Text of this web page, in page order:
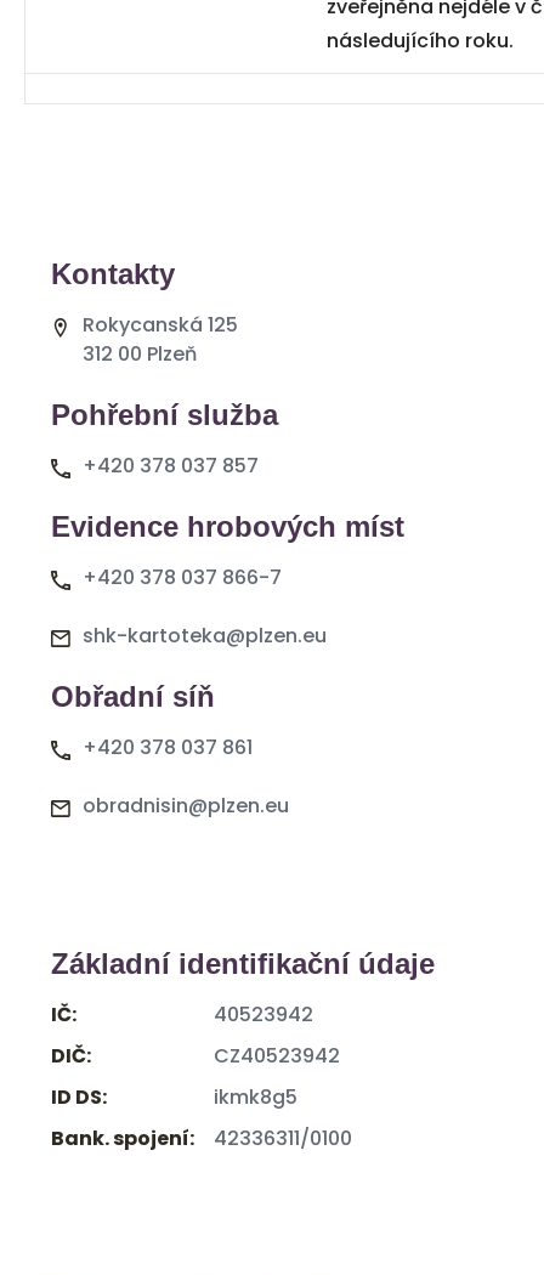
zveřejněna nejdéle v
následujícího roku.
Kontakty
Rokycanská 125
312 00 Plzeň
Pohřební služba
+420 378 037 857
Evidence hrobových míst
+420 378 037 866-7
shk-kartoteka@plzen.eu
Obřadní síň
+420 378 037 861
obradnisin@plzen.eu
Základní identifikační údaje
IČ:
40523942
DIČ:
CZ40523942
ID DS:
ikmk8g5
Bank. spojení:
42336311/0100